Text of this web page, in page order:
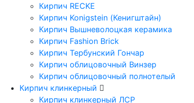
Кирпич RECKE
Кирпич Konigstein (Кенигштайн)
Кирпич Вышневолоцкая керамика
Кирпич Fashion Brick
Кирпич Тербунский Гончар
Кирпич облицовочный Винзер
Кирпич облицовочный полнотелый
Кирпич клинкерный
Кирпич клинкерный ЛСР